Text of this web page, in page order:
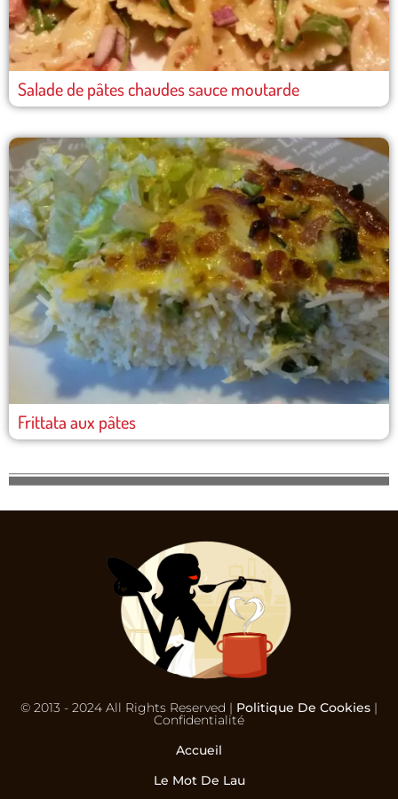
Salade de pâtes chaudes sauce moutarde
Frittata aux pâtes
© 2013 - 2024 All Rights Reserved | Politique De Cookies |
Confidentialité
Accueil
Le Mot De Lau